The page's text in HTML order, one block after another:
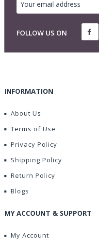
FOLLOW US ON
INFORMATION
About Us
Terms of Use
Privacy Policy
Shipping Policy
Return Policy
Blogs
MY ACCOUNT & SUPPORT
My Account